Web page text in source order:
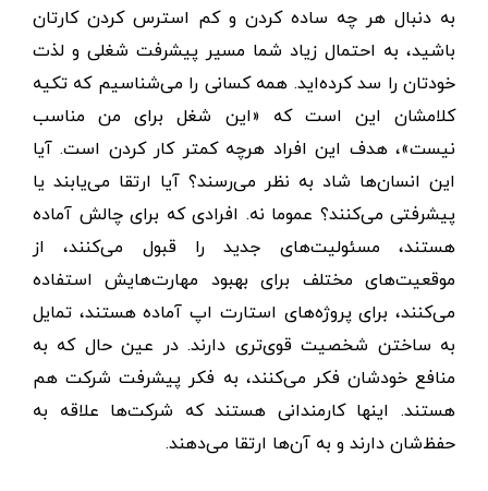
به دنبال هر چه ساده کردن و کم استرس کردن کارتان
باشید، به احتمال زیاد شما مسیر پیشرفت شغلی و لذت
خودتان را سد کرده‌اید. همه کسانی را می‌شناسیم که تکیه
کلامشان این است که «این شغل برای من مناسب
نیست»، هدف این افراد هرچه کمتر کار کردن است. آیا
این انسان‌ها شاد به نظر می‌رسند؟ آیا ارتقا می‌یابند یا
پیشرفتی می‌کنند؟ عموما نه. افرادی که برای چالش آماده
هستند، مسئولیت‌های جدید را قبول می‌کنند، از
موقعیت‌های مختلف برای بهبود مهارت‌هایش استفاده
می‌کنند، برای پروژه‌های استارت اپ آماده هستند، تمایل
به ساختن شخصیت قوی‌تری دارند. در عین حال که به
منافع خودشان فکر می‌کنند، به فکر پیشرفت شرکت هم
هستند. اینها کارمندانی هستند که شرکت‌ها علاقه به
حفظ‌شان دارند و به آن‌ها ارتقا می‌دهند.